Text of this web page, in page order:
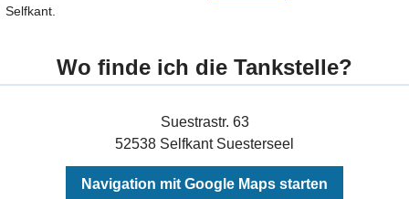
Selfkant.
Wo finde ich die Tankstelle?
Suestrastr. 63
52538 Selfkant Suesterseel
Navigation mit Google Maps starten